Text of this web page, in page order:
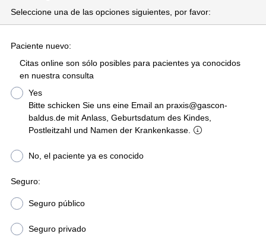
Seleccione una de las opciones siguientes, por favor:
Paciente nuevo:
Citas online son sólo posibles para pacientes ya conocidos
en nuestra consulta
Yes
Bitte schicken Sie uns eine Email an praxis@gascon-
baldus.de mit Anlass, Geburtsdatum des Kindes,
Postleitzahl und Namen der Krankenkasse.
No, el paciente ya es conocido
Seguro:
Seguro público
Seguro privado